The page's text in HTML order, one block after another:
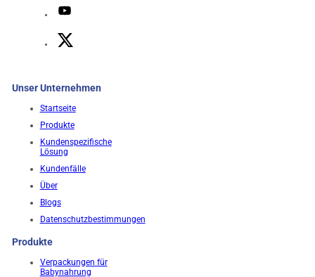
Unser Unternehmen
Startseite
Produkte
Kundenspezifische
Lösung
Kundenfälle
Über
Blogs
Datenschutzbestimmungen
Produkte
Verpackungen für
Babynahrung